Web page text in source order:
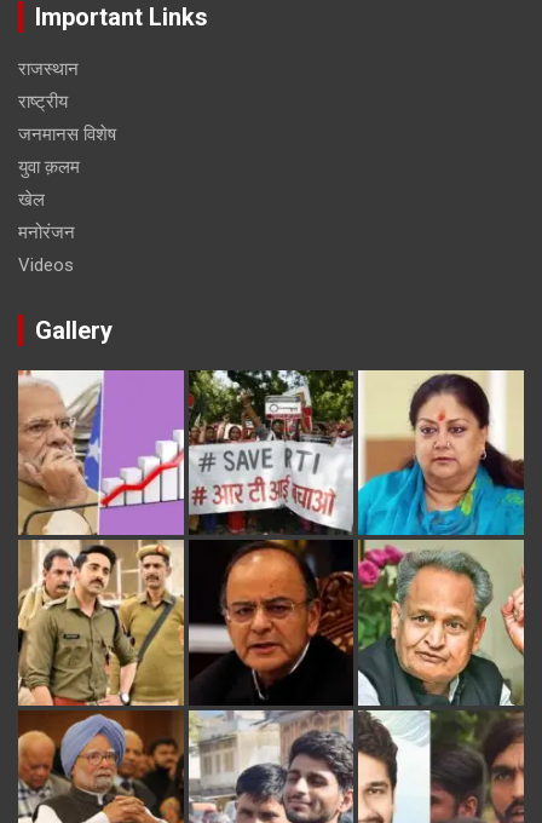
Important Links
राजस्थान
राष्ट्रीय
जनमानस विशेष
युवा क़लम
खेल
मनोरंजन
Videos
Gallery